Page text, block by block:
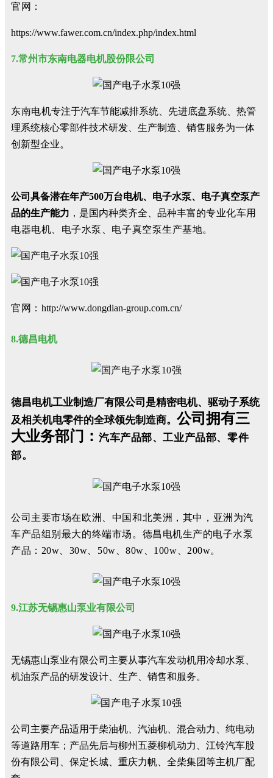
官网：
https://www.fawer.com.cn/index.php/index.html
7.常州市东南电器电机股份限公司
东南电机专注于汽车节能减排系统、先进底盘系统、热管
理系统核心零部件技术研发、生产制造、销售服务为一体
创新型企业。
公司具备潜在年产500万台电机、电子水泵、电子真空泵产
品的生产能力 ，是国内种类齐全、品种丰富的专业化车用
电器电机、电子水泵、电子真空泵生产基地。
官网： http://www.dongdian-group.com.cn/
8.德昌电机
德昌电机工业制造厂有限公司是精密电机、驱动子系统
及相关机电零件的全球领先制造商。 公司拥有三
大业务部门： 汽车产品部、工业产品部、零件
部。
公司主要市场在欧洲、中国和北美洲，其中，亚洲为汽
车产品组别最大的终端市场。 德昌电机生产的电子水泵
产品 ： 20w 、30w 50w 、80w 100w、 200w。
9.江苏无锡惠山泵业有限公司
无锡惠山泵业有限公司主要从事汽车发动机用冷却水泵、
机油泵产品的研发设计、生产、销售和服务。
公司主要产品适用于柴油机、汽油机、混合动力、纯电动
等道路用车；产品先后与柳州五菱柳机动力、江铃汽车股
份有限公司、保定长城、重庆力帆、全柴集团等主机厂配